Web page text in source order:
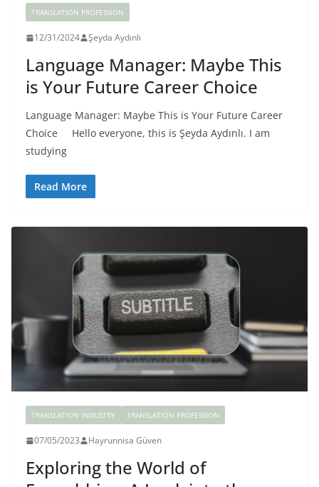
TRANSLATION PROFESSION
12/31/2024 Şeyda Aydınlı
Language Manager: Maybe This
is Your Future Career Choice
Language Manager: Maybe This is Your Future Career
Choice Hello everyone, this is Şeyda Aydınlı. I am
studying
Read More
TRANSLATION INDUSTRY TRANSLATION PROFESSION
07/05/2023 Hayrunnisa Güven
Exploring the World of